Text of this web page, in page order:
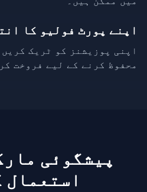
اپنے پورٹ فولیو کا
اپنی پوزیشنز کو ٹریک
محفوظ کرنے کے لیے فروخت
پیشگوئی
استعمال